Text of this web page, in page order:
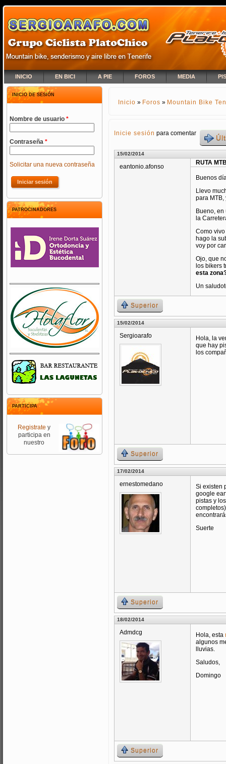
INICIO EN BICI A PIE FOROS MEDIA
INICIO DE SESIÓN
Nombre de usuario *
Contraseña *
Solicitar una nueva contraseña
PATROCINADORES
PARTICIPA
Registrate y
participa en
nuestro
SE ENCUENTRA USTED
Inicio » Foros » Mountain Bike
Inicie sesión para comentar
15/02/2014
eantonio.afonso
RUTA
Buenos
Llevo
para
Bueno,
la
Como
hago la
voy por
Ojo, que
los bikers
esta
Un
Superior
15/02/2014
Sergioarafo
Hola, la
que hay
los
Superior
17/02/2014
ernestomedano
Si existen
google
pistas y
Suerte
Superior
18/02/2014
Admdcg Hola, esta
algunos
lluvias.
Saludos,
Domingo
Superior